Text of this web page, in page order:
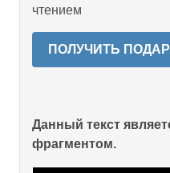
чтением
ПОЛУЧИТЬ
Данный текст
фрагментом.